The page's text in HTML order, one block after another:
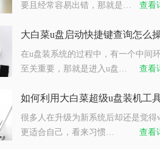
要且经常容易出错，那就是…
查看
在u盘装系统的过程中，有一个中间
至关重要，那就是进入u盘…
查看
很多人在升级为新系统后却还是觉得
更适合自己，看来习惯…
查看